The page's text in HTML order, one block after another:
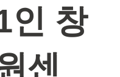
인 창
센